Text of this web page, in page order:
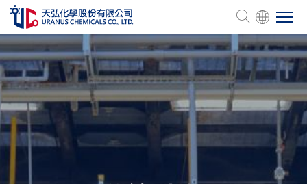
關於天弘
產品介紹